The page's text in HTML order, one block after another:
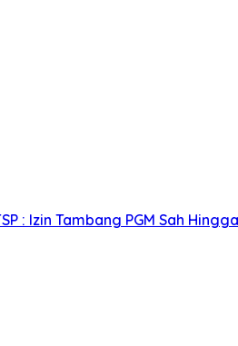
: Izin Tambang PGM Sah